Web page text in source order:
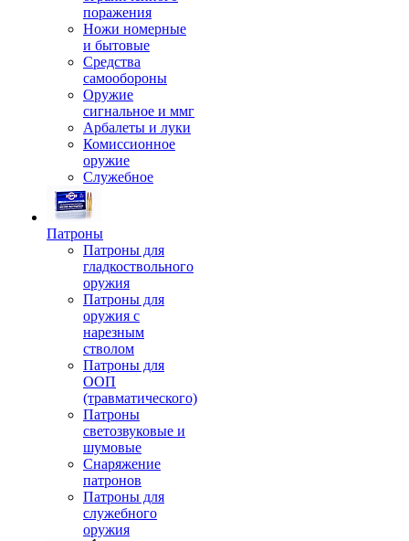
поражения
Ножи номерные
и бытовые
Средства
самообороны
Оружие
сигнальное и ммг
Арбалеты и луки
Комиссионное
оружие
Служебное
Патроны
Патроны для
гладкоствольного
оружия
Патроны для
оружия с
нарезным
стволом
Патроны для
ООП
(травматического)
Патроны
светозвуковые и
шумовые
Снаряжение
патронов
Патроны для
служебного
оружия